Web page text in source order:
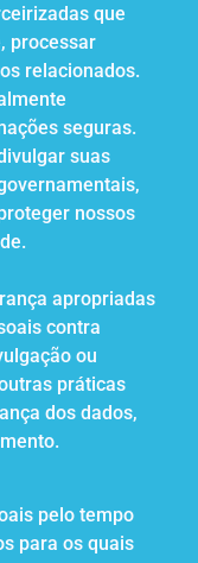
que
processar
relacionados.
seguras.
suas
nossos
apropriadas
contra
ou
práticas
dos dados,
pelo tempo
para os quais